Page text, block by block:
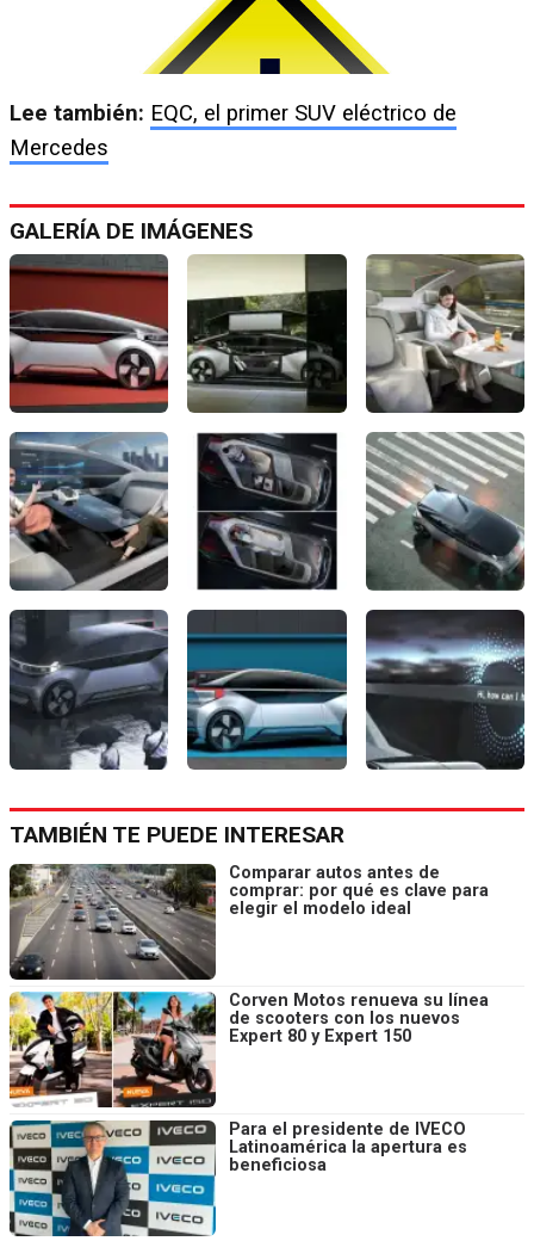
Lee también: EQC, el primer SUV eléctrico de
Mercedes
GALERÍA DE IMÁGENES
TAMBIÉN TE PUEDE INTERESAR
Comparar autos antes de
comprar: por qué es clave para
elegir el modelo ideal
Corven Motos renueva su línea
de scooters con los nuevos
Expert 80 y Expert 150
Para el presidente de IVECO
Latinoamérica la apertura es
beneficiosa